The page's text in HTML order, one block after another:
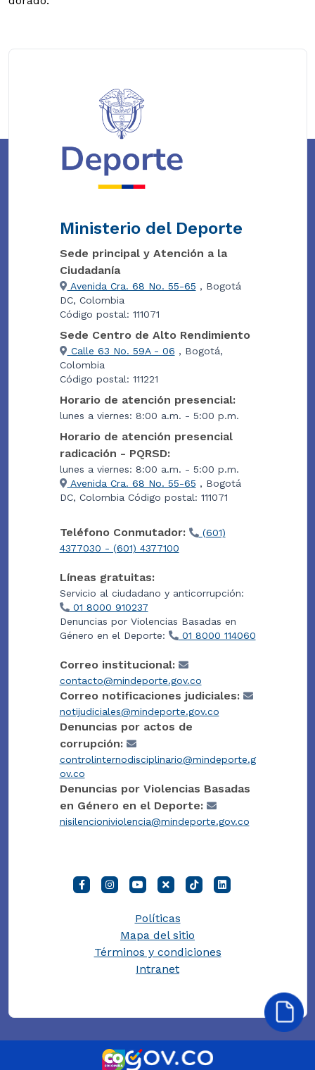
Ministerio del Deporte
Sede principal y Atención a la
Ciudadanía
Avenida Cra. 68 No. 55-65 , Bogotá
DC, Colombia
Código postal: 111071
Sede Centro de Alto Rendimiento
Calle 63 No. 59A - 06 , Bogotá,
Colombia
Código postal: 111221
Horario de atención presencial:
lunes a viernes: 8:00 a.m. - 5:00 p.m.
Horario de atención presencial
radicación - PQRSD:
lunes a viernes: 8:00 a.m. - 5:00 p.m.
Avenida Cra. 68 No. 55-65 , Bogotá
DC, Colombia Código postal: 111071
Teléfono Conmutador:
(601)
4377030 - (601) 4377100
Líneas gratuitas:
Servicio al ciudadano y anticorrupción:
01 8000 910237
Denuncias por Violencias Basadas en
Género en el Deporte:
01 8000 114060
Correo institucional:
contacto@mindeporte.gov.co
Correo notificaciones judiciales:
notijudiciales@mindeporte.gov.co
Denuncias por actos de
corrupción:
controlinternodisciplinario@mindeporte.g
ov.co
Denuncias por Violencias Basadas
en Género en el Deporte:
nisilencioniviolencia@mindeporte.gov.co
Políticas
Mapa del sitio
Términos y condiciones
Intranet